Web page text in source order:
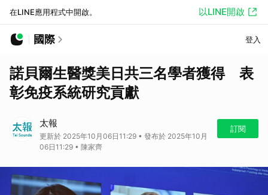
在LINE應用程式中開啟。 以LINE開啟
國際 登入
諾貝爾生醫獎美日共三名學者獲得 表
彰免疫系統研究貢獻
太報
更新於 2025年10月06日11:29 • 發布於 2025年10月
06日11:29 • 陳家齊
訂閱